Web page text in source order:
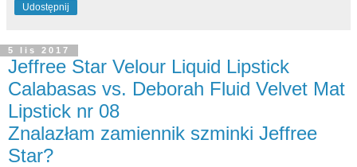
Udostępnij
5 lis 2017
Jeffree Star Velour Liquid Lipstick
Calabasas vs. Deborah Fluid Velvet Mat
Lipstick nr 08
Znalazłam zamiennik szminki Jeffree
Star?